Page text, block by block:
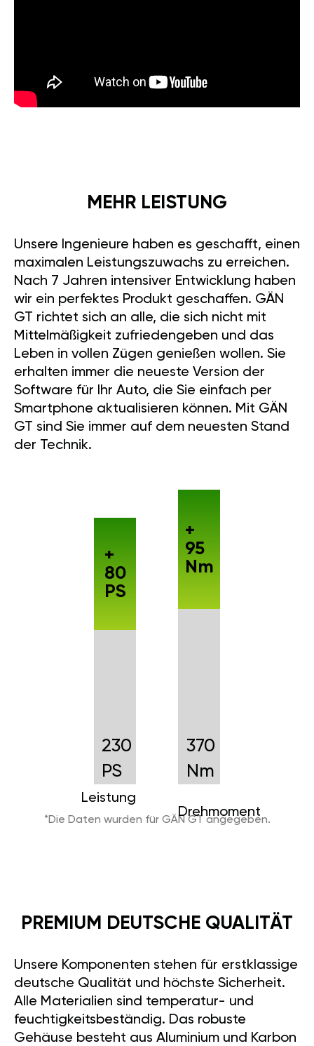
MEHR LEISTUNG
Unsere Ingenieure haben es geschafft, einen
maximalen Leistungszuwachs zu erreichen.
Nach 7 Jahren intensiver Entwicklung haben
wir ein perfektes Produkt geschaffen. GÄN
GT richtet sich an alle, die sich nicht mit
Mittelmäßigkeit zufriedengeben und das
Leben in vollen Zügen genießen wollen. Sie
erhalten immer die neueste Version der
Software für Ihr Auto, die Sie einfach per
Smartphone aktualisieren können. Mit GÄN
GT sind Sie immer auf dem neuesten Stand
der Technik.
230
PS
Leistung
+
80
PS
370
Nm
Drehmoment
+
95
Nm
*Die Daten wurden für GÄN GT angegeben.
PREMIUM DEUTSCHE QUALITÄT
Unsere Komponenten stehen für erstklassige
deutsche Qualität und höchste Sicherheit.
Alle Materialien sind temperatur- und
feuchtigkeitsbeständig. Das robuste
Gehäuse besteht aus Aluminium und Karbon